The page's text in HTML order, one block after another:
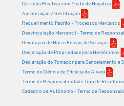
Certidão Positiva com Efeito de Negativa
Apropriação / Restituição
Requerimento Padrão - Processos Mercantis
Desvinculação Mercantil - Termo de
Devolução de Notas Fiscais de Serviços
Declaração de Propriedade para Homônimos
Declaração do Tomador para Cancelamento e
Termo de Ciência de Eficácia de Alvará
Termo de Responsabilidade Tipo de
Cadastro de Autônomo - Termo de